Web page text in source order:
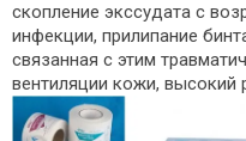
скопление экссудата с
инфекции, прилипание
связанная с этим
вентиляции кожи, высокий